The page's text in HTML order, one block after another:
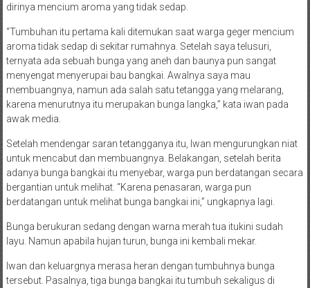
dirinya mencium aroma yang tidak sedap.
“Tumbuhan itu pertama kali ditemukan saat warga geger mencium
aroma tidak sedap di sekitar rumahnya. Setelah saya telusuri,
ternyata ada sebuah bunga yang aneh dan baunya pun sangat
menyengat menyerupai bau bangkai. Awalnya saya mau
membuangnya, namun ada salah satu tetangga yang melarang,
karena menurutnya itu merupakan bunga langka,” kata iwan pada
awak media.
Setelah mendengar saran tetangganya itu, Iwan mengurungkan niat
untuk mencabut dan membuangnya. Belakangan, setelah berita
adanya bunga bangkai itu menyebar, warga pun berdatangan secara
bergantian untuk melihat. “Karena penasaran, warga pun
berdatangan untuk melihat bunga bangkai ini,” ungkapnya lagi.
Bunga berukuran sedang dengan warna merah tua itukini sudah
layu. Namun apabila hujan turun, bunga ini kembali mekar.
Iwan dan keluargnya merasa heran dengan tumbuhnya bunga
tersebut. Pasalnya, tiga bunga bangkai itu tumbuh sekaligus di